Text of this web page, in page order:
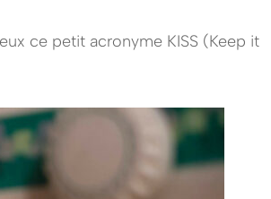
ce petit acronyme KISS (Keep it